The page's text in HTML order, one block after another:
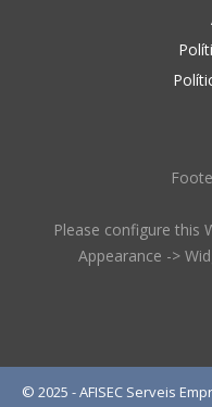
Please configure this
Appearance ->
© 2025 - AFISEC Serveis